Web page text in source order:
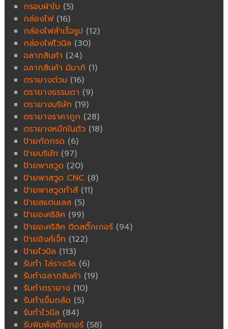
กรอบผ้าใบ (5)
กล่องไฟ(16)
กล่องไฟสำเร็จรูป (12)
กล่องไฟไวนิล (30)
ฉลากสินค้า (24)
ฉลากสินค้า มิมากิ (1)
ตรายางด่วน (16)
ตรายางธรรมดา (9)
ตรายางบริษัท (19)
ตรายางราคาถูก (28)
ตรายางหมึกในตัว (18)
ป้ายกัดกรด (6)
ป้ายบริษัท (97)
ป้ายพาสวูด (20)
ป้ายพาสวูด CNC (8)
ป้ายพาสวูดทำสี (11)
ป้ายสแตนเลส (5)
ป้ายอะคริลิค (99)
ป้ายอะคริลิค ติดสติ๊กเกอร์ (94)
ป้ายอิงค์เจ็ท (122)
ป้ายไวนิล (113)
รับทำ โล่รางวัล (6)
รับทำฉลากสินค้า (19)
รับทำตรายาง (10)
รับทำเข็มกลัด (5)
รับทำไวนิล (84)
รับพิมพ์สติ๊กเกอร์ (58)